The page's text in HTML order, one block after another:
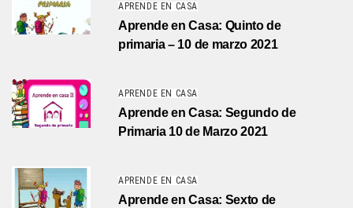
APRENDE EN CASA
Aprende en Casa: Quinto de
primaria – 10 de marzo 2021
APRENDE EN CASA
Aprende en Casa: Segundo de
Primaria 10 de Marzo 2021
APRENDE EN CASA
Aprende en Casa: Sexto de